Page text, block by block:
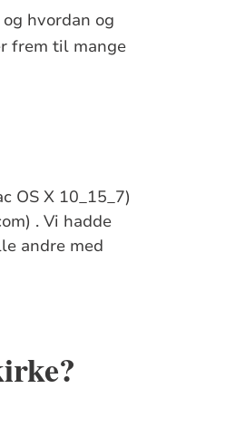
hvordan og
frem til mange
OS X 10_15_7)
. Vi hadde
andre med